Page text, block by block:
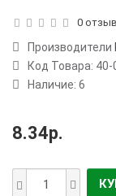
0
Производители
Код Товара: 40-
Наличие: 6
8.34р.